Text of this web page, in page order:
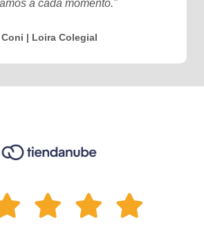
a cada momento."
Coni | Loira Colegial